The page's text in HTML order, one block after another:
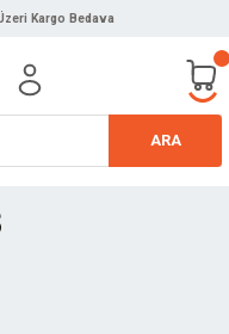
Kargo Bedava
ARA